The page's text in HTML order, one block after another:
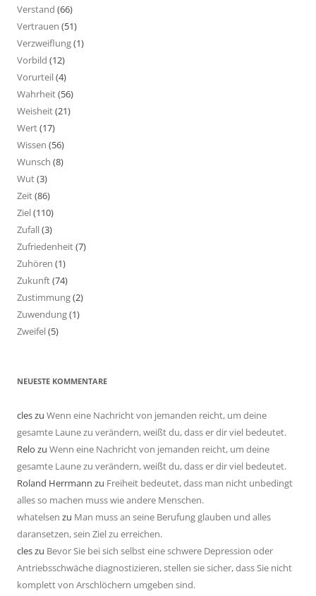
Verstand (66)
Vertrauen (51)
Verzweiflung(1)
Vorbild (12)
Vorurteil(4)
Wahrheit(56)
Weisheit(21)
Wert(17)
Wissen (56)
Wunsch (8)
Wut(3)
Zeit(86)
Ziel(110)
Zufall(3)
Zufriedenheit(7)
Zuhören (1)
Zukunft(74)
Zustimmung(2)
Zuwendung(1)
Zweifel(5)
NEUESTE KOMMENTARE
cleszu Wenn eine Nachricht von jemanden reicht, um deine
gesamte Laune zu verändern, weißt du, dass er dir viel bedeutet.
Relo zu Wenn eine Nachricht von jemanden reicht, um deine
gesamte Laune zu verändern, weißt du, dass er dir viel bedeutet.
Roland Herrmann zu Freiheit bedeutet, dass man nicht unbedingt
alles so machen muss wie andere Menschen.
whatelsen zu Man muss an seine Berufung glauben und alles
daransetzen, sein Ziel zu erreichen.
cleszu Bevor Sie bei sich selbst eine schwere Depression oder
Antriebsschwäche diagnostizieren, stellen sie sicher, dass Sie nicht
komplett von Arschlöchern umgeben sind.